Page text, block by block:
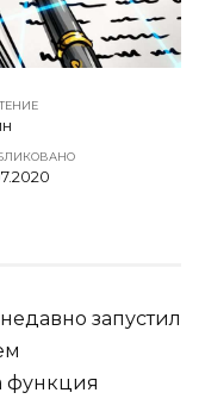
запустил
функция